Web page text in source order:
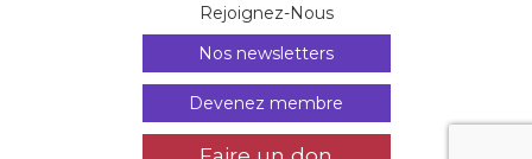
Rejoignez-Nous
Nos newsletters
Devenez membre